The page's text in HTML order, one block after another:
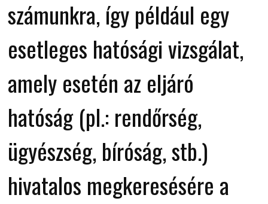
számunkra, így például egy
esetleges hatósági vizsgálat,
amely esetén az eljáró
hatóság (pl.: rendőrség,
ügyészség, bíróság, stb.)
hivatalos megkeresésére a